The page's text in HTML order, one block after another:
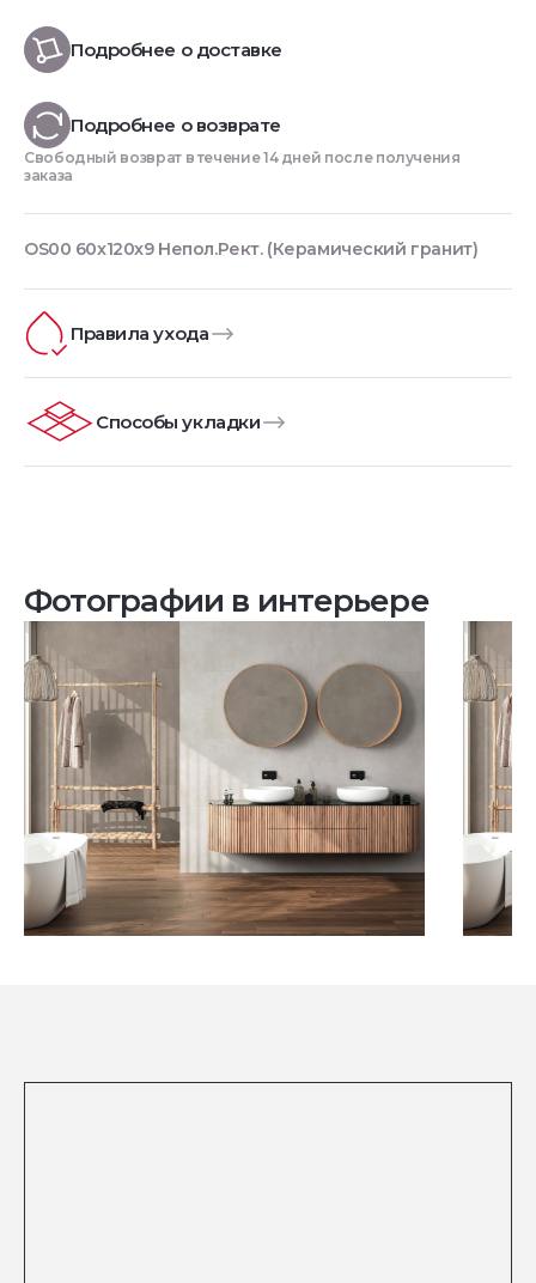
Подробнее о доставке
Подробнее о возврате
Свободный возврат в течение 14 дней после получения
заказа
OS00 60x120x9 Непол.Рект. (Керамический гранит)
Правила ухода
Способы укладки
Фотографии в интерьере
Посмотреть все проекты